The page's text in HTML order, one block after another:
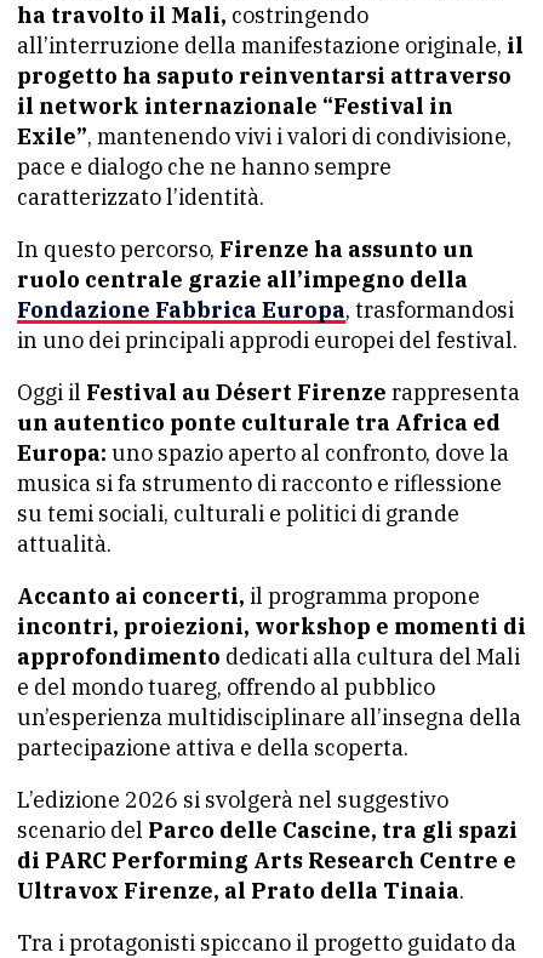
ha travolto il Mali, costringendo
all’interruzione della manifestazione originale, il
progetto ha saputo reinventarsi attraverso
il network internazionale “Festival in
Exile”, mantenendo vivi i valori di condivisione,
pace e dialogo che ne hanno sempre
caratterizzato l’identità.
In questo percorso, Firenze ha assunto un
ruolo centrale grazie all’impegno della
Fondazione Fabbrica Europa, trasformandosi
in uno dei principali approdi europei del festival.
Oggi il Festival au Désert Firenze rappresenta
un autentico ponte culturale tra Africa ed
Europa: uno spazio aperto al confronto, dove la
musica si fa strumento di racconto e riflessione
su temi sociali, culturali e politici di grande
attualità.
Accanto ai concerti, il programma propone
incontri, proiezioni, workshop e momenti di
approfondimento dedicati alla cultura del Mali
e del mondo tuareg, offrendo al pubblico
un’esperienza multidisciplinare all’insegna della
partecipazione attiva e della scoperta.
L’edizione 2026 si svolgerà nel suggestivo
scenario del Parco delle Cascine, tra gli spazi
di PARC Performing Arts Research Centre e
Ultravox Firenze, al Prato della Tinaia.
Tra i protagonisti spiccano il progetto guidato da